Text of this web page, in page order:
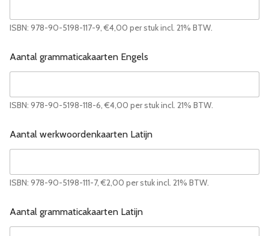
ISBN: 978-90-5198-117-9, €4,00 per stuk incl. 21% BTW.
Aantal grammaticakaarten Engels
ISBN: 978-90-5198-118-6, €4,00 per stuk incl. 21% BTW.
Aantal werkwoordenkaarten Latijn
ISBN: 978-90-5198-111-7, €2,00 per stuk incl. 21% BTW.
Aantal grammaticakaarten Latijn